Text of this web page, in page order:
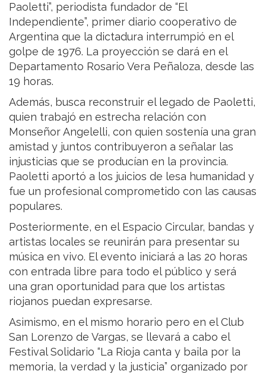
Paoletti”, periodista fundador de “El
Independiente”, primer diario cooperativo de
Argentina que la dictadura interrumpió en el
golpe de 1976. La proyección se dará en el
Departamento Rosario Vera Peñaloza, desde las
19 horas.
Además, busca reconstruir el legado de Paoletti,
quien trabajó en estrecha relación con
Monseñor Angelelli, con quien sostenía una gran
amistad y juntos contribuyeron a señalar las
injusticias que se producían en la provincia.
Paoletti aportó a los juicios de lesa humanidad y
fue un profesional comprometido con las causas
populares.
Posteriormente, en el Espacio Circular, bandas y
artistas locales se reunirán para presentar su
música en vivo. El evento iniciará a las 20 horas
con entrada libre para todo el público y será
una gran oportunidad para que los artistas
riojanos puedan expresarse.
Asimismo, en el mismo horario pero en el Club
San Lorenzo de Vargas, se llevará a cabo el
Festival Solidario “La Rioja canta y baila por la
memoria, la verdad y la justicia” organizado por